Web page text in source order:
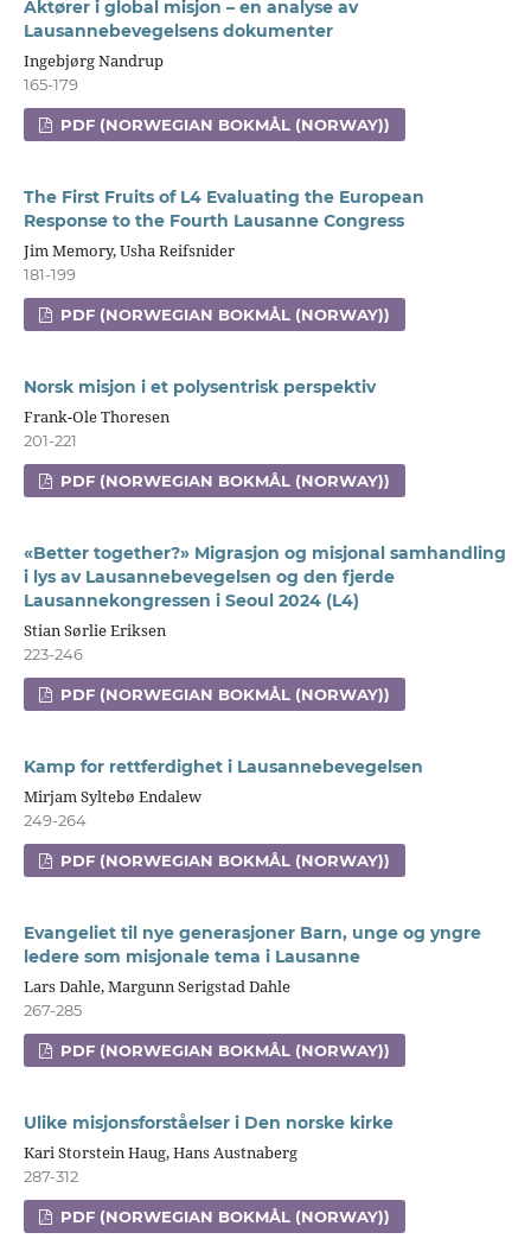
Aktører i global misjon – en analyse av
Lausannebevegelsens dokumenter
Ingebjørg Nandrup
165-179
PDF (NORWEGIAN BOKMÅL (NORWAY))
The First Fruits of L4 Evaluating the European
Response to the Fourth Lausanne Congress
Jim Memory, Usha Reifsnider
181-199
PDF (NORWEGIAN BOKMÅL (NORWAY))
Norsk misjon i et polysentrisk perspektiv
Frank-Ole Thoresen
201-221
PDF (NORWEGIAN BOKMÅL (NORWAY))
«Better together?» Migrasjon og misjonal samhandling
i lys av Lausannebevegelsen og den fjerde
Lausannekongressen i Seoul 2024 (L4)
Stian Sørlie Eriksen
223-246
PDF (NORWEGIAN BOKMÅL (NORWAY))
Kamp for rettferdighet i Lausannebevegelsen
Mirjam Syltebø Endalew
249-264
PDF (NORWEGIAN BOKMÅL (NORWAY))
Evangeliet til nye generasjoner Barn, unge og yngre
ledere som misjonale tema i Lausanne
Lars Dahle, Margunn Serigstad Dahle
267-285
PDF (NORWEGIAN BOKMÅL (NORWAY))
Ulike misjonsforståelser i Den norske kirke
Kari Storstein Haug, Hans Austnaberg
287-312
PDF (NORWEGIAN BOKMÅL (NORWAY))